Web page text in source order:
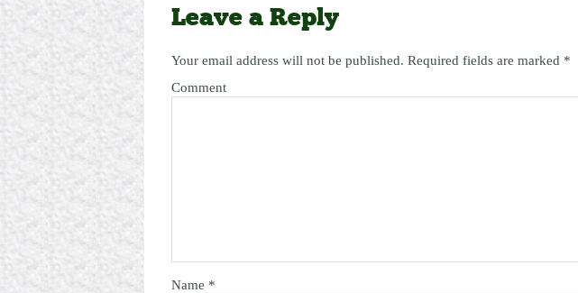
Leave a Reply
Your email address will not be published. Required fields are marked *
Comment
Name *